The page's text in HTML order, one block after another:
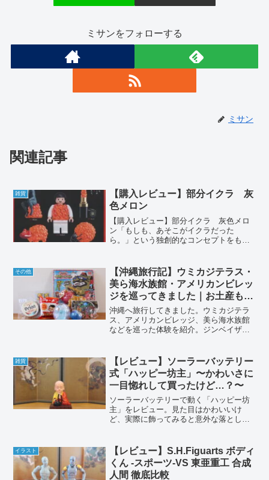
ミサンをフォローする
ミサン
関連記事
雑貨
【購入レビュー】部分イクラ 灰
色メロン
【購入レビュー】部分イクラ 灰色メロ
ン「もしも、あそこがイクラだった
ら。」という独創的なコンセプトをもと
『部分イクラ』が再販されたので購入し
てみました。ラインナップ イ...
その他
【沖縄旅行記】ウミカジテラス・
美ら海水族館・アメリカンビレッ
ジを巡ってきました｜お土産も紹
介
沖縄へ旅行してきました。ウミカジテラ
ス、アメリカンビレッジ、美ら海水族館
などを巡った体験を紹介。ジンベイザメ
雑貨
【レビュー】ソーラーバッテリー
式「ハッピー坊主」〜かわいさに
一目惚れして買ったけど…？〜
ソーラーバッテリーで動く「ハッピー坊
主」をレビュー。見た目はかわいいけ
ど、実際に飾ってみると意外な落とし穴
イラスト
【レビュー】S.H.Figuarts ボディ
くん -スポーツ-VS 東亜重工 合成
人間 徹底比較